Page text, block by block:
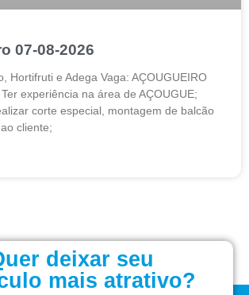
07-08-2026
Hortifruti e Adega Vaga: AÇOUGUEIRO
experiência na área de AÇOUGUE;
corte especial, montagem de balcão
cliente;
deixar seu
mais atrativo?